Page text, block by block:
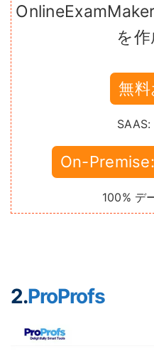
を作
無料
On-
100% デ
2.ProProfs